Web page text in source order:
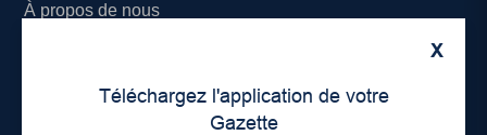
X
Téléchargez l'application de votre
Gazette
À propos de nous